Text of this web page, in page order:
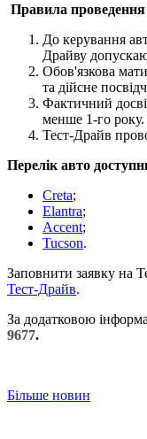
Правила
До керування
Драйву
Обов'язкова
та дійсне
Фактичний
менше 1-го року.
Тест-Драйв
Перелік авто
Creta;
Elantra;
Accent;
Tucson.
Заповнити заявку на
Тест-Драйв.
За додатковою
9677.
Більше новин